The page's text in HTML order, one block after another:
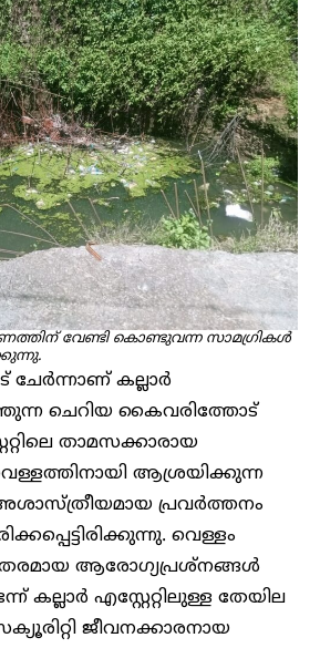
വേണ്ടി കൊണ്ടുവന്ന സാമഗ്രികൾ
ചേർന്നാണ് കല്ലാർ
ചെറിയ കൈവരിത്തോട്
താമസക്കാരായ
ആശ്രയിക്കുന്ന
അശാസ്ത്രീയമായ പ്രവ‍ർത്തനം
വെള്ളം
ആരോഗ്യപ്രശ്നങ്ങൾ
കല്ലാർ എസ്റ്റേറ്റിലുള്ള തേയില
ജീവനക്കാരനായ